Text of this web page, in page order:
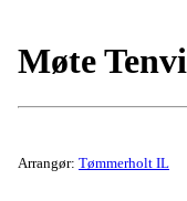
Møte
Arrangør: Tømmerholt IL